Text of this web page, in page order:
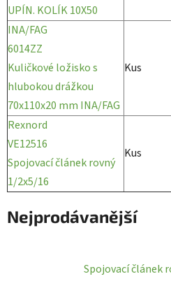
UPÍN. KOLÍK 10X50
INA/FAG
6014ZZ
Kuličkové ložisko s
hlubokou drážkou
70x110x20 mm INA/FAG
Kus
Rexnord
VE12516
Spojovací článek rovný
1/2x5/16
Kus
Nejprodávanější
Spojovací článek